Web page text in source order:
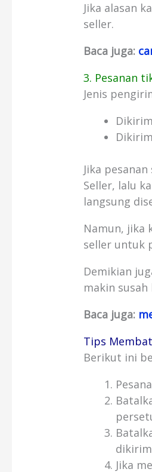
Jika alasan
seller.
Baca juga:
3. Pesanan
Jenis
Jika
Seller, lalu
langsung
Namun, jika
seller untuk
Demikian
makin
Baca juga:
Tips
Berikut ini
Jika